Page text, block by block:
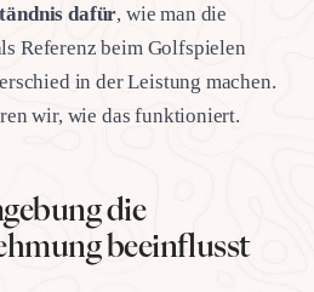
dafür, wie man die
Referenz beim Golfspielen
in der Leistung machen.
wir, wie das funktioniert.
die
beeinflusst